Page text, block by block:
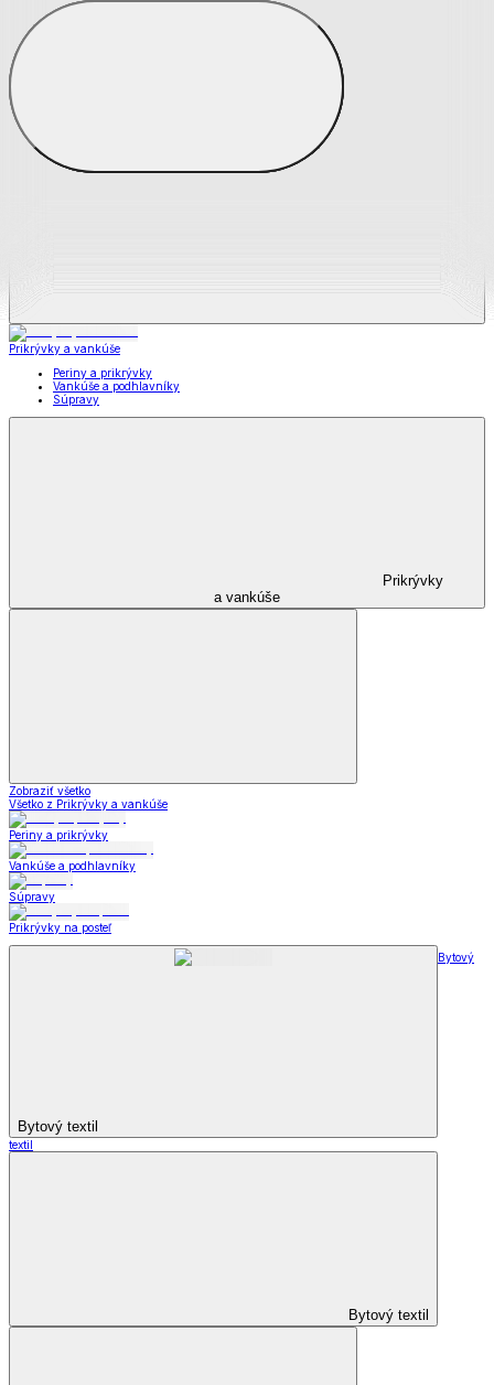
Zobraziť všetko
Všetko z Matrace a matracové chrániče
Matrace
Chrániče na matrace
Prikrývky a vankúše
Periny a prikrývky
Vankúše a podhlavníky
Súpravy
Prikrývky
a vankúše
Zobraziť všetko
Všetko z Prikrývky a vankúše
Periny a prikrývky
Vankúše a podhlavníky
Súpravy
Prikrývky na posteľ
Bytový textil
Bytový
textil
Bytový textil